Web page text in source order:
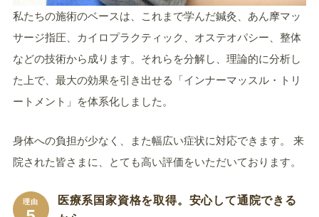
私たちの施術のベースは、これまで学んだ鍼灸、あん摩マッ
サージ指圧、カイロプラクティック、オステオパシー、整体
などの技術から成ります。それらを分解し、理論的に分析し
た上で、最大の効果を引き出せる「インナーマッスル・トリ
ートメント」を体系化しました。
身体への負担が少なく、また幅広い症状に対応できます。 来
院された皆さまに、とても高い評価をいただいております。
理由
医療系国家資格を取得。安心して通院できる